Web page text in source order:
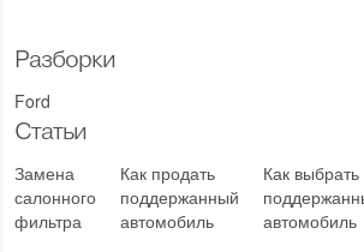
Разборки
Ford
Статьи
Замена
салонного
фильтра
Как продать
поддержанный
автомобиль
Как выбрать
автомобиль